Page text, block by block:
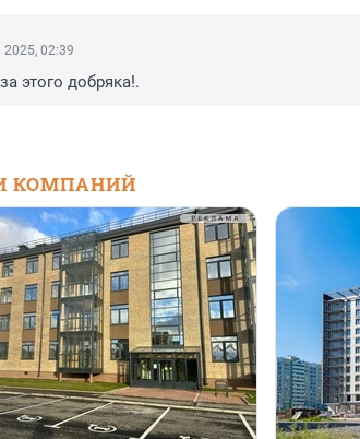
02:39
этого добряка!.
КОМПАНИЙ